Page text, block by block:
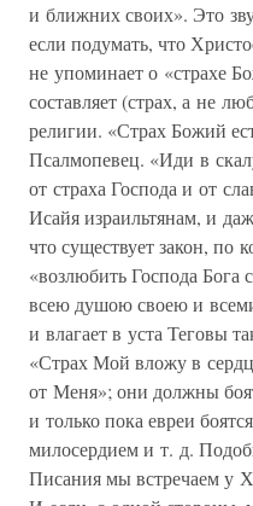
и ближних своих». Это
если подумать, что
не упоминает о «страхе
составляет (страх, а не
религии. «Страх Божий
Псалмопевец. «Иди в
от страха Господа и от
Исайя израильтянам, и
что существует закон, по
«возлюбить Господа Бога
всею душою своею и
и влагает в уста Теговы
«Страх Мой вложу в
от Меня»; они должны
и только пока евреи
милосердием и т. д.
Писания мы встречаем у